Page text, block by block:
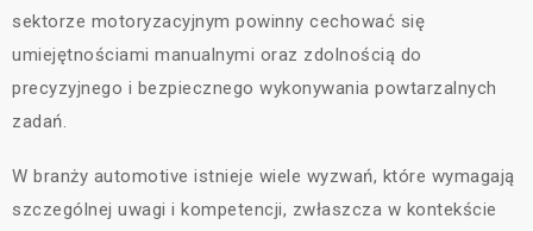
sektorze motoryzacyjnym powinny cechować się
umiejętnościami manualnymi oraz zdolnością do
precyzyjnego i bezpiecznego wykonywania powtarzalnych
zadań.
W branży automotive istnieje wiele wyzwań, które wymagają
szczególnej uwagi i kompetencji, zwłaszcza w kontekście